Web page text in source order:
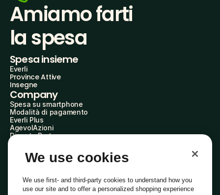
Amiamo farti
la spesa
Spesa insieme
Everli
Province Attive
Insegne
Company
Spesa su smartphone
Modalità di pagamento
Everli Plus
AgevolAzioni
Diventa Partner
Everli Shoppers
About Us
Everli News
Domande frequenti
We use cookies
We use first- and third-party cookies to understand how you
use our site and to offer a personalized shopping experience